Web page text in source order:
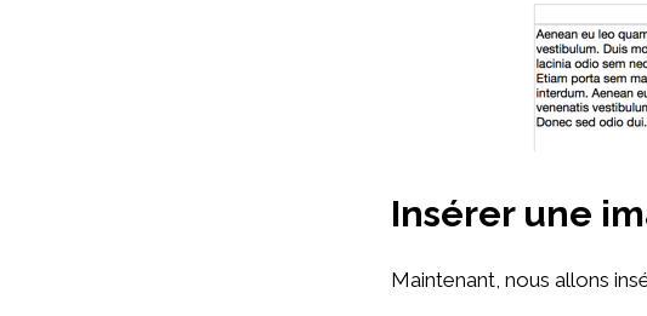
Insérer une
Maintenant, nous allons